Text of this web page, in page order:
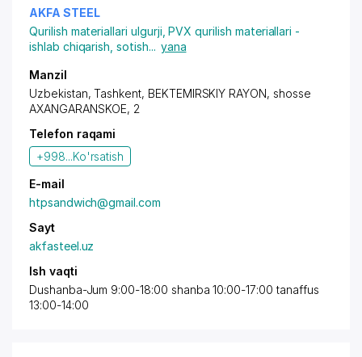
AKFA STEEL
Qurilish materiallari ulgurji ,PVX qurilish materiallari -
ishlab chiqarish, sotish... yana
Manzil
Uzbekistan,Tashkent, BEKTEMIRSKIY RAYON, shosse
AXANGARANSKOE, 2
Telefon raqami
+998...Ko'rsatish
E-mail
htpsandwich@gmail.com
Sayt
akfasteel.uz
Ish vaqti
Dushanba-Jum 9:00-18:00 shanba 10:00-17:00 tanaffus
13:00-14:00